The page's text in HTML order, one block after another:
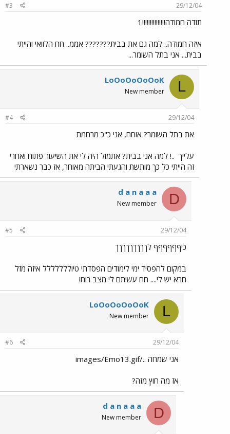
29/12/04
#3
תודה חמודה!!!!!!!!!!!!!!!1
איזה חמודה.. למה גם את בבית??????? אממ.. חח הלוואי והייתי
בבית... אני בתל השומר...
L
LoOoOoOoOoK
New member
29/12/04
#4
את בתל השומר? אוחח, אני כ"כ מרחמת
עלייך ..! למה אני בבית? אתמול היה לי את השיעור פתוח ואחרי
זה הייתי כל כך מותשת והגעתי הביתה מאוחר, אז כבר נשארתי
D
d a n a a a
New member
29/12/04
#5
כיףףףףףף לךךךךךךךךך
במקום להפסיד ימי לימודים הפסדתי טיוללללללל איזה מזל
חרא יש לי.... חח עשיתם לי מצב רוח!
L
LoOoOoOoOoK
New member
29/12/04
#6
אני שמחה ../images/Emo13.gif
אז מה חוץ מזה?
D
d a n a a a
New member